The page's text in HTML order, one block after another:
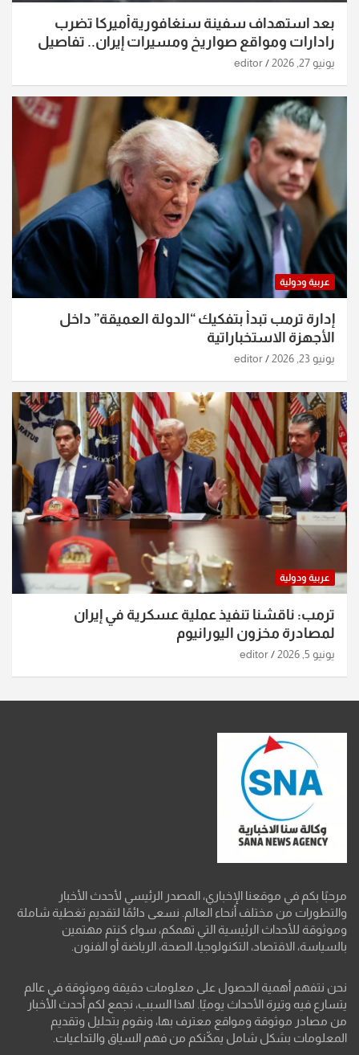
بعد استهداف سفينة سنغافوريةأميركا تضرب
رادارات ومواقع صواريخ ومسيرات إيران.. تفاصيل
الساعات الماضية
يونيو 27, 2026 editor
عربية ودولية
إدارة ترمب تبدأ بتفكيك “الدولة العميقة” داخل
الأجهزة الاستخباراتية
يونيو 23, 2026 editor
عربية ودولية
ترمب: ناقشنا تنفيذ عملية عسكرية في إيران
لمصادرة مخزون اليورانيوم
يونيو 5, 2026 editor
مرحبًا بكم في موقعنا الإخباري، المصدر الرئيسي لأحدث الأخبار
والتطورات من مختلف أنحاء العالم. نسعى دائمًا لتقديم تغطية شاملة
وموثوقة للأحداث الرئيسية التي تهمكم، سواء كنتم مهتمين
بالسياسة، الاقتصاد، التكنولوجيا، الصحة، الرياضة أو الفنون.
نحن نتفهم أهمية الحصول على معلومات دقيقة وموثوقة في عالم
يتسارع فيه وتيرة الأحداث يوميًا. لهذا السبب، نجمع لكم أحدث الأخبار
من مصادر موثوقة ومواقع معترف بها، ونقوم بتحليل وتقديم
المعلومات بشكل شامل يمكّنكم من فهم السياق والتداعيات.